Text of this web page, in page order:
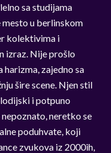
sa studijama
u berlinskom
kolektivima i
izraz. Nije prošlo
harizma, zajedno sa
šire scene. Njen stil
i potpuno
neretko se
poduhvate, koji
zvukova iz 2000ih,